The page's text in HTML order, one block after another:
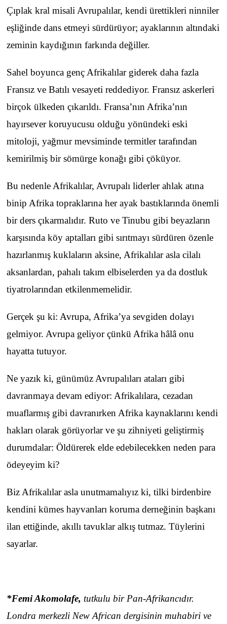
Çıplak kral misali Avrupalılar, kendi ürettikleri ninniler
eşliğinde dans etmeyi sürdürüyor; ayaklarının altındaki
zeminin kaydığının farkında değiller.
Sahel boyunca genç Afrikalılar giderek daha fazla
Fransız ve Batılı vesayeti reddediyor. Fransız askerleri
birçok ülkeden çıkarıldı. Fransa’nın Afrika’nın
hayırsever koruyucusu olduğu yönündeki eski
mitoloji, yağmur mevsiminde termitler tarafından
kemirilmiş bir sömürge konağı gibi çöküyor.
Bu nedenle Afrikalılar, Avrupalı liderler ahlak atına
binip Afrika topraklarına her ayak bastıklarında önemli
bir ders çıkarmalıdır. Ruto ve Tinubu gibi beyazların
karşısında köy aptalları gibi sırıtmayı sürdüren özenle
hazırlanmış kuklaların aksine, Afrikalılar asla cilalı
aksanlardan, pahalı takım elbiselerden ya da dostluk
tiyatrolarından etkilenmemelidir.
Gerçek şu ki: Avrupa, Afrika’ya sevgiden dolayı
gelmiyor. Avrupa geliyor çünkü Afrika hâlâ onu
hayatta tutuyor.
Ne yazık ki, günümüz Avrupalıları ataları gibi
davranmaya devam ediyor: Afrikalılara, cezadan
muaflarmış gibi davranırken Afrika kaynaklarını kendi
hakları olarak görüyorlar ve şu zihniyeti geliştirmiş
durumdalar: Öldürerek elde edebilecekken neden para
ödeyeyim ki?
Biz Afrikalılar asla unutmamalıyız ki, tilki birdenbire
kendini kümes hayvanları koruma derneğinin başkanı
ilan ettiğinde, akıllı tavuklar alkış tutmaz. Tüylerini
sayarlar.
*Femi Akomolafe, tutkulu bir Pan-Afrikancıdır.
Londra merkezli New African dergisinin muhabiri ve